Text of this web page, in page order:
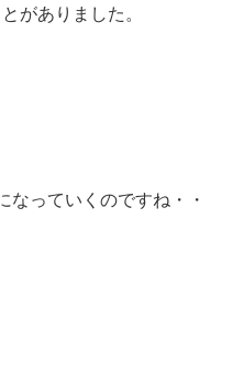
がありました。
なっていくのですね・・